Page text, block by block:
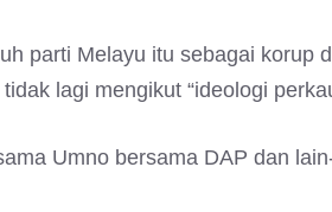
parti Melayu itu sebagai korup
lagi mengikut “ideologi
Umno bersama DAP dan